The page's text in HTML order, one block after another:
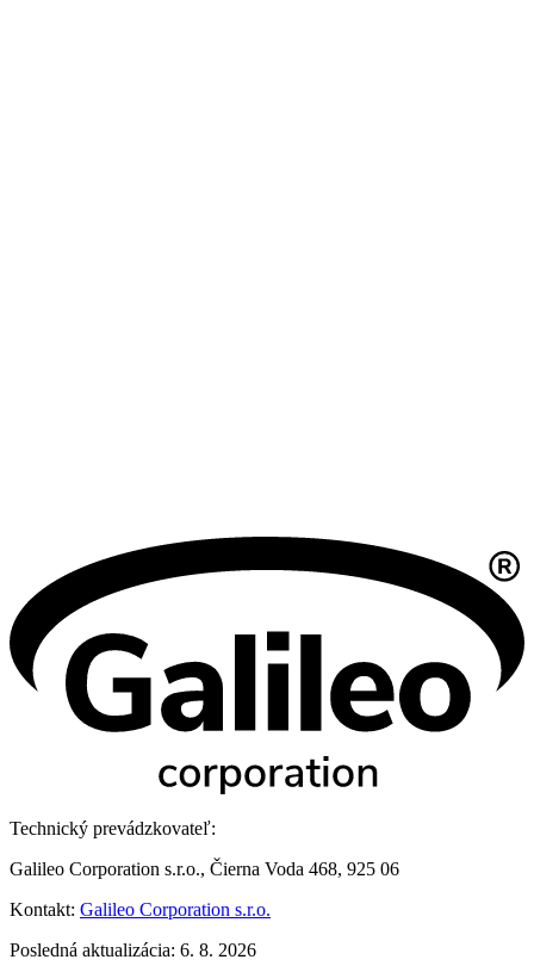
Technický prevádzkovateľ:
Galileo Corporation s.r.o., Čierna Voda 468, 925 06
Kontakt: Galileo Corporation s.r.o.
Posledná aktualizácia: 6. 8. 2026